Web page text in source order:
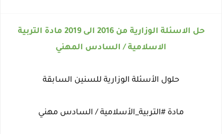
حل الاسئلة الوزارية من 2016 الى 2019 مادة التربية
الاسلامية / السادس المهني
حلول الأسئلة الوزارية للسنين السابقة
مادة #التربية_الأسلامية / السادس مهني